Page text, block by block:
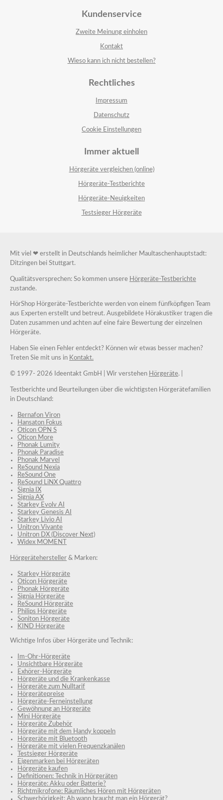
Kundenservice
Zweite Meinung einholen
Kontakt
Wieso kann ich nicht bestellen?
Rechtliches
Impressum
Datenschutz
Cookie Einstellungen
Immer aktuell
Hörgeräte vergleichen (online)
Hörgeräte-Testberichte
Hörgeräte-Neuigkeiten
Testsieger Hörgeräte
Mit viel ❤ erstellt in Deutschlands heimlicher Maultaschenhauptstadt:
Ditzingen bei Stuttgart.
Qualitätsversprechen: So kommen unsere Hörgeräte-Testberichte
zustande.
HörShop Hörgeräte-Testberichte werden von einem fünfköpfigen Team
aus Experten erstellt und betreut. Ausgebildete Hörakustiker tragen die
Daten zusammen und achten auf eine faire Bewertung der einzelnen
Hörgeräte.
Haben Sie einen Fehler entdeckt? Können wir etwas besser machen?
Treten Sie mit uns in Kontakt.
© 1997- 2026 Ideentakt GmbH | Wir verstehen Hörgeräte. |
Testberichte und Beurteilungen über die wichtigsten Hörgerätefamilien
in Deutschland:
Bernafon Viron
Hansaton Fokus
Oticon OPN S
Oticon More
Phonak Lumity
Phonak Paradise
Phonak Marvel
ReSound Nexia
ReSound One
ReSound LiNX Quattro
Signia IX
Signia AX
Starkey Evolv AI
Starkey Genesis AI
Starkey Livio AI
Unitron Vivante
Unitron DX (Discover Next)
Widex MOMENT
Hörgerätehersteller & Marken:
Starkey Hörgeräte
Oticon Hörgeräte
Phonak Hörgeräte
Signia Hörgeräte
ReSound Hörgeräte
Philips Hörgeräte
Soniton Hörgeräte
KIND Hörgeräte
Wichtige Infos über Hörgeräte und Technik:
Im-Ohr-Hörgeräte
Unsichtbare Hörgeräte
Exhörer-Hörgeräte
Hörgeräte und die Krankenkasse
Hörgeräte zum Nulltarif
Hörgerätepreise
Hörgeräte-Ferneinstellung
Gewöhnung an Hörgeräte
Mini Hörgeräte
Hörgeräte Zubehör
Hörgeräte mit dem Handy koppeln
Hörgeräte mit Bluetooth
Hörgeräte mit vielen Frequenzkanälen
Testsieger Hörgeräte
Eigenmarken bei Hörgeräten
Hörgeräte kaufen
Definitionen: Technik in Hörgeräten
Hörgeräte: Akku oder Batterie?
Richtmikrofone: Räumliches Hören mit Hörgeräten